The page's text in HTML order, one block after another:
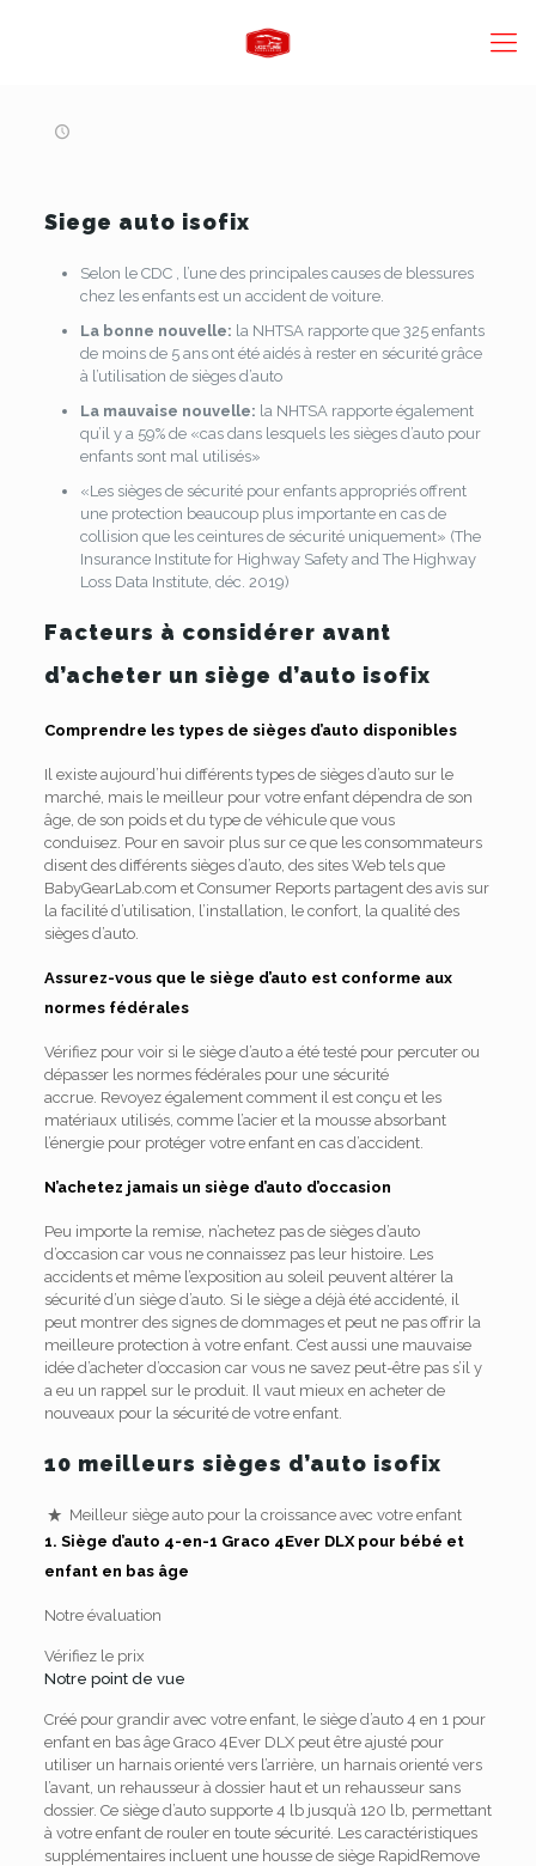
Siege auto isofix
Selon le CDC , l’une des principales causes de blessures
chez les enfants est un accident de voiture.
La bonne nouvelle: la NHTSA rapporte que 325 enfants
de moins de 5 ans ont été aidés à rester en sécurité grâce
à l’utilisation de sièges d’auto
La mauvaise nouvelle: la NHTSA rapporte également
qu’il y a 59% de «cas dans lesquels les sièges d’auto pour
enfants sont mal utilisés»
«Les sièges de sécurité pour enfants appropriés offrent
une protection beaucoup plus importante en cas de
collision que les ceintures de sécurité uniquement» (The
Insurance Institute for Highway Safety and The Highway
Loss Data Institute, déc. 2019)
Facteurs à considérer avant
d’acheter un siège d’auto isofix
Comprendre les types de sièges d’auto disponibles
Il existe aujourd’hui différents types de sièges d’auto sur le
marché, mais le meilleur pour votre enfant dépendra de son
âge, de son poids et du type de véhicule que vous
conduisez. Pour en savoir plus sur ce que les consommateurs
disent des différents sièges d’auto, des sites Web tels que
BabyGearLab.com et Consumer Reports partagent des avis sur
la facilité d’utilisation, l’installation, le confort, la qualité des
sièges d’auto.
Assurez-vous que le siège d’auto est conforme aux
normes fédérales
Vérifiez pour voir si le siège d’auto a été testé pour percuter ou
dépasser les normes fédérales pour une sécurité
accrue. Revoyez également comment il est conçu et les
matériaux utilisés, comme l’acier et la mousse absorbant
l’énergie pour protéger votre enfant en cas d’accident.
N’achetez jamais un siège d’auto d’occasion
Peu importe la remise, n’achetez pas de sièges d’auto
d’occasion car vous ne connaissez pas leur histoire. Les
accidents et même l’exposition au soleil peuvent altérer la
sécurité d’un siège d’auto. Si le siège a déjà été accidenté, il
peut montrer des signes de dommages et peut ne pas offrir la
meilleure protection à votre enfant. C’est aussi une mauvaise
idée d’acheter d’occasion car vous ne savez peut-être pas s’il y
a eu un rappel sur le produit. Il vaut mieux en acheter de
nouveaux pour la sécurité de votre enfant.
10 meilleurs sièges d’auto isofix
Meilleur siège auto pour la croissance avec votre enfant
1. Siège d’auto 4-en-1 Graco 4Ever DLX pour bébé et
enfant en bas âge
Notre évaluation
Vérifiez le prix
Notre point de vue
Créé pour grandir avec votre enfant, le siège d’auto 4 en 1 pour
enfant en bas âge Graco 4Ever DLX peut être ajusté pour
utiliser un harnais orienté vers l’arrière, un harnais orienté vers
l’avant, un rehausseur à dossier haut et un rehausseur sans
dossier. Ce siège d’auto supporte 4 lb jusqu’à 120 lb, permettant
à votre enfant de rouler en toute sécurité. Les caractéristiques
supplémentaires incluent une housse de siège RapidRemove